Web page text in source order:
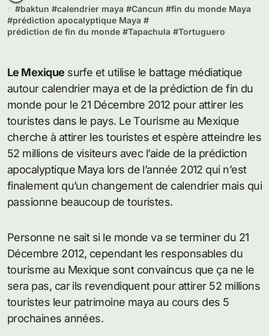
#baktun #calendrier maya #Cancun #fin du monde Maya
#prédiction apocalyptique Maya #
prédiction de fin du monde #Tapachula #Tortuguero
Le Mexique surfe et utilise le battage médiatique
autour calendrier maya et de la prédiction de fin du
monde pour le 21 Décembre 2012 pour attirer les
touristes dans le pays. Le Tourisme au Mexique
cherche à attirer les touristes et espère atteindre les
52 millions de visiteurs avec l’aide de la prédiction
apocalyptique Maya lors de l’année 2012 qui n’est
finalement qu’un changement de calendrier mais qui
passionne beaucoup de touristes.
Personne ne sait si le monde va se terminer du 21
Décembre 2012, cependant les responsables du
tourisme au Mexique sont convaincus que ça ne le
sera pas, car ils revendiquent pour attirer 52 millions
touristes leur patrimoine maya au cours des 5
prochaines années.